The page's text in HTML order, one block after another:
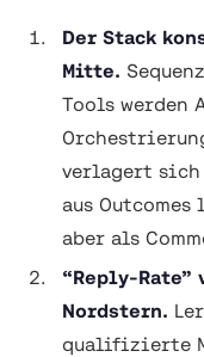
Der Stack
Mitte.
Tools werden
verlagert sich
aus
aber als
“Reply-
Nordstern.
qualifizierte